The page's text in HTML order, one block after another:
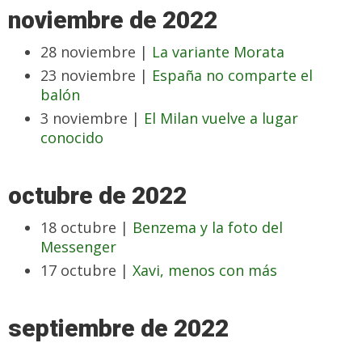
noviembre de 2022
28 noviembre | La variante Morata
23 noviembre | España no comparte el
balón
3 noviembre | El Milan vuelve a lugar
conocido
octubre de 2022
18 octubre | Benzema y la foto del
Messenger
17 octubre | Xavi, menos con más
septiembre de 2022